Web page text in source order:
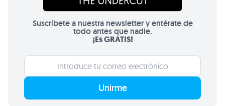
Suscríbete a nuestra newsletter y entérate de
todo antes que nadie.
¡Es GRATIS!
Unirme